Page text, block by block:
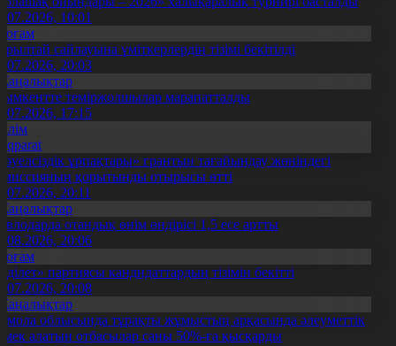
10:01
сайлауына үміткерлердің тізімі бекітілді
20:03
теміржолшылар марапатталды
17:15
ұрпақтары» грантын тағайындау жөніндегі
қорытынды отырысы өтті
20:11
отандық өнім өндірісі 1,5 есе артты
20:06
партиясы кандидаттардың тізімін бекітті
20:08
облысында тұрақты жұмыстың арқасында әлеуметтік
алатын отбасылар саны 50%-ға қысқарды